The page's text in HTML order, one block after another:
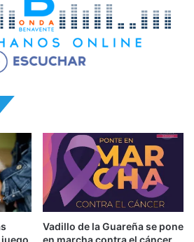
Vadillo de la Guareña se pone
en marcha contra el cáncer